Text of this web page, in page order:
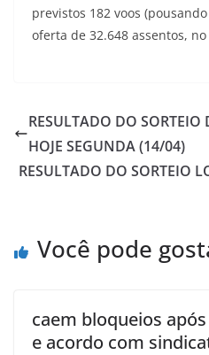
previstos 182 voos
oferta de 32.648 assentos,
RESULTADO DO
HOJE SEGUNDA (14/04)
RESULTADO DO SORTEIO
Você pode
caem bloqueios
e acordo com